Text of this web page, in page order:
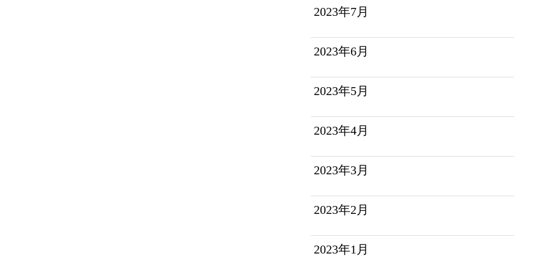
2023年7月
2023年6月
2023年5月
2023年4月
2023年3月
2023年2月
2023年1月